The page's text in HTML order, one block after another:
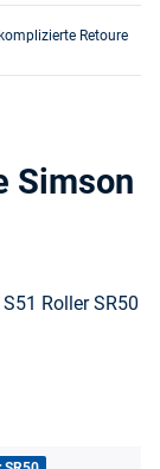
Retoure
Simson
Roller SR50